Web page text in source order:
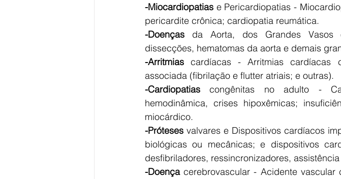
-Miocardiopatias e Pericardiopatias -
pericardite crônica; cardiopatia reumática.
-Doenças da Aorta, dos Grandes Vasos
dissecções, hematomas da aorta e demais
-Arritmias cardíacas - Arritmias cardíacas
associada (fibrilação e flutter atriais; e outras).
-Cardiopatias congênitas no adulto -
hemodinâmica, crises hipoxêmicas;
miocárdico.
-Próteses valvares e Dispositivos cardíacos
biológicas ou mecânicas; e dispositivos
desfibriladores, ressincronizadores,
-Doença cerebrovascular - Acidente vascular